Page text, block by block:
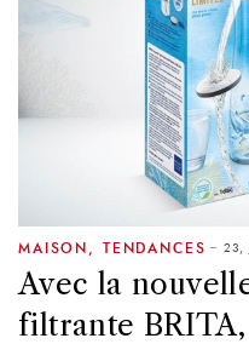
MAISON TENDANCES 23,
Avec la
filtrante